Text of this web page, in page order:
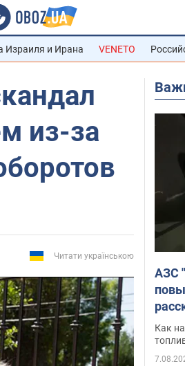
Израиля и Ирана VENETO
из-за
Читати українською
АЗС
Как